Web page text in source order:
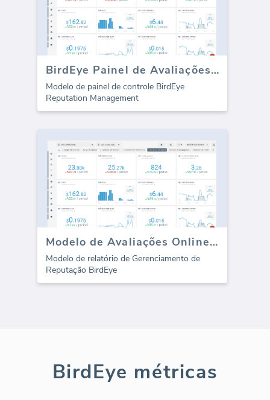
BirdEye Painel de Avaliações Online
Modelo de painel de controle BirdEye
Reputation Management
Modelo de Avaliações Online BirdEye (Relatório)
Modelo de relatório de Gerenciamento de
Reputação BirdEye
BirdEye métricas